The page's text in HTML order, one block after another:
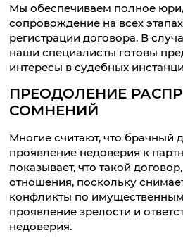
Мы обеспечиваем полное
сопровождение на всех
регистрации договора. В
наши специалисты готовы
интересы в судебных
ПРЕОДОЛЕНИЕ
СОМНЕНИЙ
Многие считают, что брачный
проявление недоверия к
показывает, что такой
отношения, поскольку
конфликты по
проявление зрелости и
недоверия.